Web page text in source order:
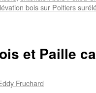
bois sur Poitiers
et Paille
Fruchard